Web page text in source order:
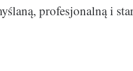
profesjonalną i